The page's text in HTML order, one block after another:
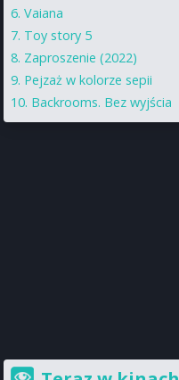
Vaiana
Toy story 5
Zaproszenie (2022)
Pejzaż w kolorze sepii
Backrooms. Bez wyjścia